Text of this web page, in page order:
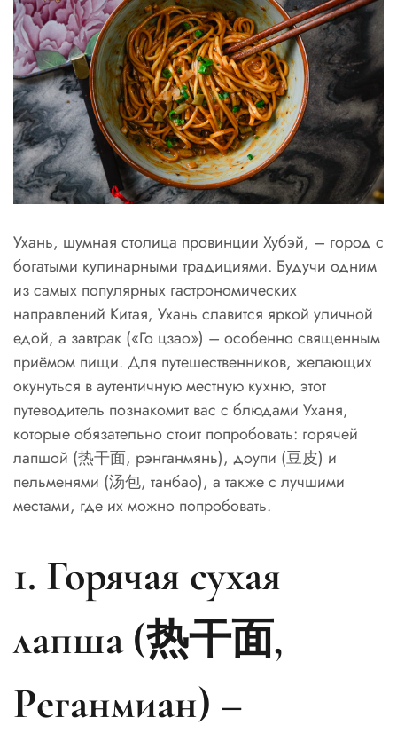
Ухань, шумная столица провинции Хубэй, – город с
богатыми кулинарными традициями. Будучи одним
из самых популярных гастрономических
направлений Китая, Ухань славится яркой уличной
едой, а завтрак («Го цзао») – особенно священным
приёмом пищи. Для путешественников, желающих
окунуться в аутентичную местную кухню, этот
путеводитель познакомит вас с блюдами Уханя,
которые обязательно стоит попробовать: горячей
лапшой (热干面, рэнганмянь), доупи (豆皮) и
пельменями (汤包, танбао), а также с лучшими
местами, где их можно попробовать.
1. Горячая сухая
лапша (热干面,
Реганмиан) –